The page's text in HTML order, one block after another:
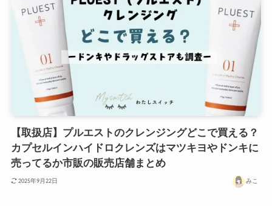
【取扱店】プルエストのクレンジングどこで買える？
カプセルインハイドロクレンズはマツキヨやドンキに
売ってるか市販の販売店舗まとめ
2025年9月22日 みこ